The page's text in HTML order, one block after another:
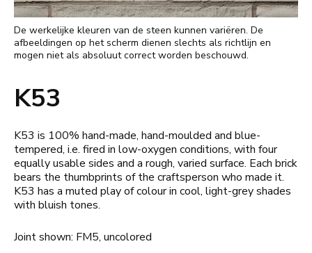
De werkelijke kleuren van de steen kunnen variëren. De
afbeeldingen op het scherm dienen slechts als richtlijn en
mogen niet als absoluut correct worden beschouwd.
K53
K53 is 100% hand-made, hand-moulded and blue-
tempered, i.e. fired in low-oxygen conditions, with four
equally usable sides and a rough, varied surface. Each brick
bears the thumbprints of the craftsperson who made it.
K53 has a muted play of colour in cool, light-grey shades
with bluish tones.
Joint shown: FM5, uncolored